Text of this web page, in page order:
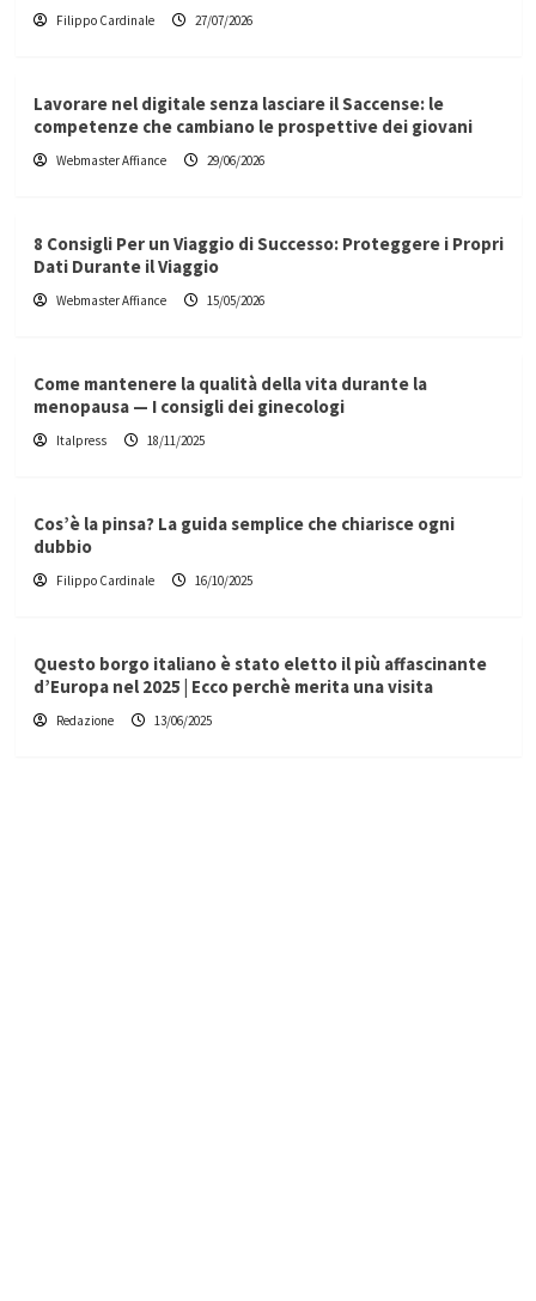
Filippo Cardinale 27/07/2026
Lavorare nel digitale senza lasciare il Saccense: le
competenze che cambiano le prospettive dei giovani
Webmaster Affiance 29/06/2026
8 Consigli Per un Viaggio di Successo: Proteggere i Propri
Dati Durante il Viaggio
Webmaster Affiance 15/05/2026
Come mantenere la qualità della vita durante la
menopausa — I consigli dei ginecologi
Italpress 18/11/2025
Cos’è la pinsa? La guida semplice che chiarisce ogni
dubbio
Filippo Cardinale 16/10/2025
Questo borgo italiano è stato eletto il più affascinante
d’Europa nel 2025 | Ecco perchè merita una visita
Redazione 13/06/2025